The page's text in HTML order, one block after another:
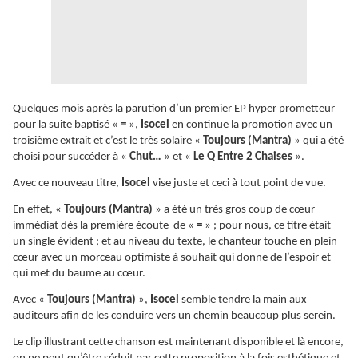
Quelques mois après la parution d’un premier EP hyper prometteur
pour la suite baptisé « = », Isocel en continue la promotion avec un
troisième extrait et c’est le très solaire « Toujours (Mantra) » qui a été
choisi pour succéder à « Chut… » et « Le Q Entre 2 Chaises ».
Avec ce nouveau titre, Isocel vise juste et ceci à tout point de vue.
En effet, « Toujours (Mantra) » a été un très gros coup de cœur
immédiat dès la première écoute de « = » ; pour nous, ce titre était
un single évident ; et au niveau du texte, le chanteur touche en plein
cœur avec un morceau optimiste à souhait qui donne de l’espoir et
qui met du baume au cœur.
Avec « Toujours (Mantra) », Isocel semble tendre la main aux
auditeurs afin de les conduire vers un chemin beaucoup plus serein.
Le clip illustrant cette chanson est maintenant disponible et là encore,